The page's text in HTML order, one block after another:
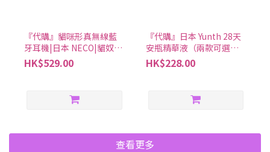
『代購』貓咪形真無線藍
牙耳機|日本 NECO|貓奴必
收|貓叫聲互動|IPX4防水|
搵好西
HK$529.00
『代購』日本 Yunth 28天
安瓶精華液（兩款可選）|
淡紋緊緻 亮白膚色
HK$228.00
查看更多